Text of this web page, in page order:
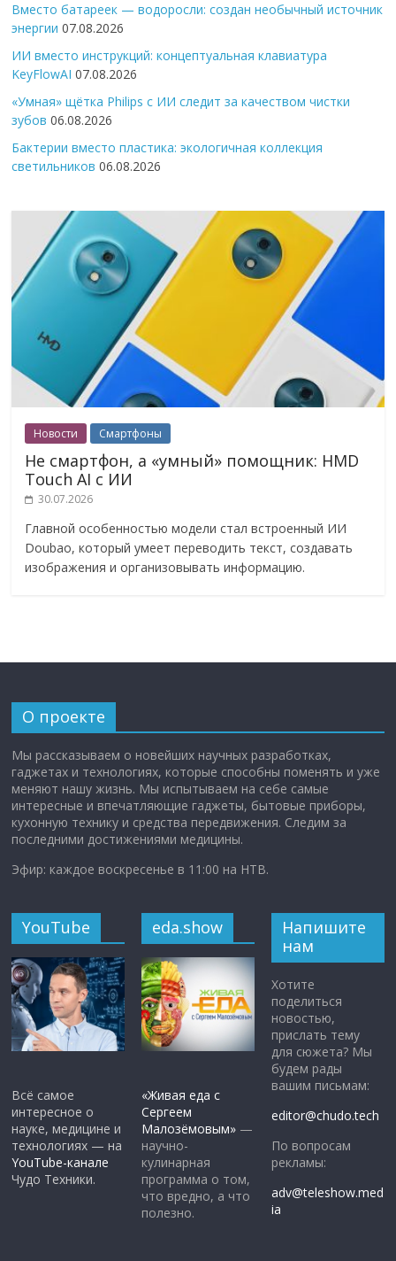
Вместо батареек — водоросли: создан необычный источник
энергии 07.08.2026
ИИ вместо инструкций: концептуальная клавиатура
KeyFlowAI 07.08.2026
«Умная» щётка Philips с ИИ следит за качеством чистки
зубов 06.08.2026
Бактерии вместо пластика: экологичная коллекция
светильников 06.08.2026
Новости Смартфоны
Не смартфон, а «умный» помощник: HMD
Touch AI с ИИ
30.07.2026
Главной особенностью модели стал встроенный ИИ
Doubao, который умеет переводить текст, создавать
изображения и организовывать информацию.
О проекте
Мы рассказываем о новейших научных разработках,
гаджетах и технологиях, которые способны поменять и уже
меняют нашу жизнь. Мы испытываем на себе самые
интересные и впечатляющие гаджеты, бытовые приборы,
кухонную технику и средства передвижения. Следим за
последними достижениями медицины.
Эфир: каждое воскресенье в 11:00 на НТВ.
YouTube
Всё самое
интересное о
науке, медицине и
технологиях — на
YouTube-канале
Чудо Техники.
eda.show
«Живая еда с
Сергеем
Малозёмовым» —
научно-
кулинарная
программа о том,
что вредно, а что
полезно.
Напишите
нам
Хотите
поделиться
новостью,
прислать тему
для сюжета? Мы
будем рады
вашим письмам:
editor@chudo.tech
По вопросам
рекламы:
adv@teleshow.med
ia